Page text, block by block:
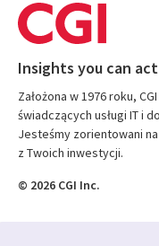
Insights you can
Założona w 1976 roku,
świadczących usługi IT i
Jesteśmy zorientowani
z Twoich inwestycji.
© 2026 CGI Inc.